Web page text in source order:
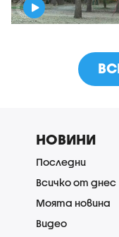
НОВИНИ
Последни
Всичко от днес
Моята новина
Видео